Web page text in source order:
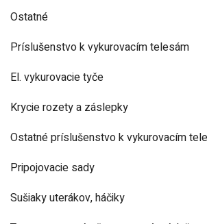
Ostatné
Príslušenstvo k vykurovacím telesám
El. vykurovacie tyče
Krycie rozety a záslepky
Ostatné príslušenstvo k vykurovacím
Pripojovacie sady
Sušiaky uterákov, háčiky